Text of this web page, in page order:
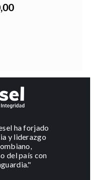
ha forjado
y liderazgo
del país con